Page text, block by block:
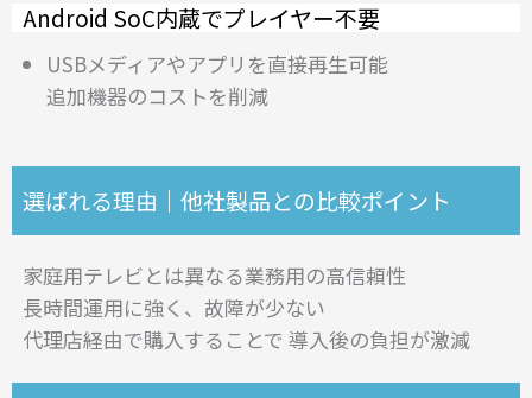
Android SoC内蔵でプレイヤー不要
USBメディアやアプリを直接再生可能
追加機器のコストを削減
選ばれる理由｜他社製品との比較ポイント
家庭用テレビとは異なる業務用の高信頼性
長時間運用に強く、故障が少ない
代理店経由で購入することで 導入後の負担が激減